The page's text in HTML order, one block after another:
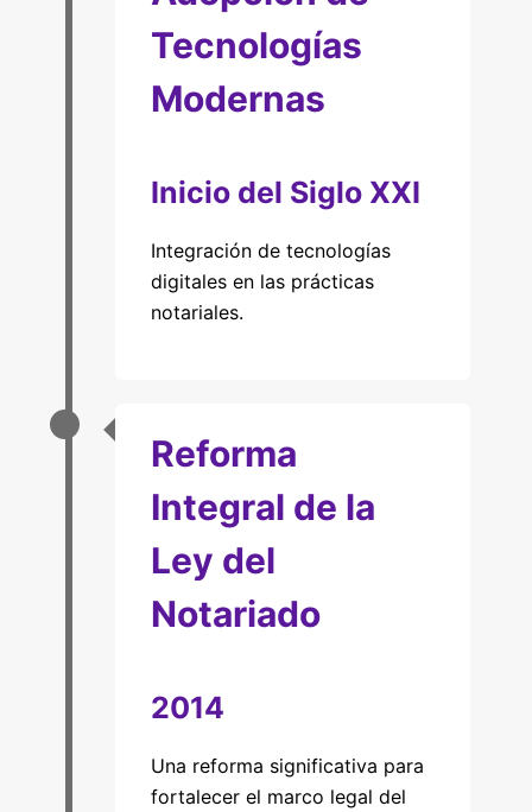
Tecnologías
Modernas
Inicio del Siglo XXI
Integración de tecnologías
digitales en las prácticas
notariales.
Reforma
Integral de la
Ley del
Notariado
2014
Una reforma significativa para
fortalecer el marco legal del